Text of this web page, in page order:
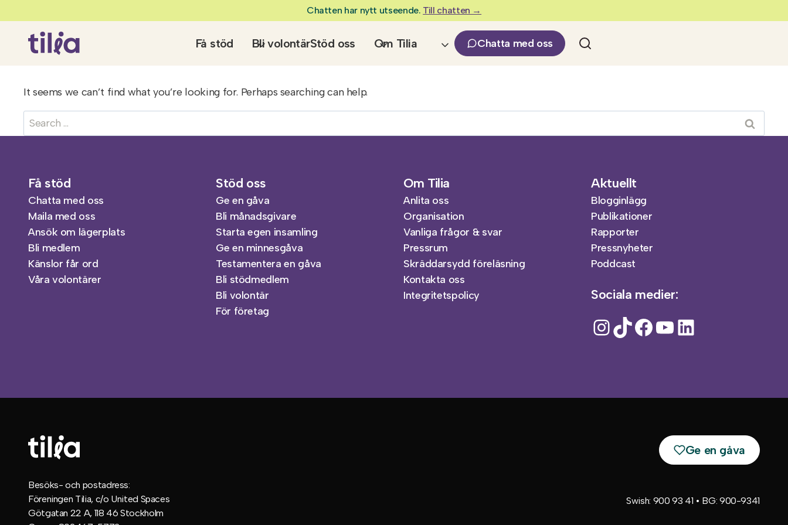
to
content
Chatten har nytt utseende. Till chatten →
Få stöd Bli volontärStöd oss Om Tilia Chatta med oss
It seems we can’t find what you’re looking for. Perhaps searching can help.
Search
for:
Få stöd
Chatta med oss
Maila med oss
Ansök om lägerplats
Bli medlem
Känslor får ord
Våra volontärer
Stöd oss
Ge en gåva
Bli månadsgivare
Starta egen insamling
Ge en minnesgåva
Testamentera en gåva
Bli stödmedlem
Bli volontär
För företag
Om Tilia
Anlita oss
Organisation
Vanliga frågor & svar
Pressrum
Skräddarsydd föreläsning
Kontakta oss
Integritetspolicy
Aktuellt
Blogginlägg
Publikationer
Rapporter
Pressnyheter
Poddcast
Sociala medier:
Instagram
TikTok
Facebook
YouTube
LinkedIn
Besöks- och postadress:
Föreningen Tilia, c/o United Spaces
Götgatan 22 A, 118 46 Stockholm
Ge en gåva
Swish: 900 93 41 • BG: 900-9341